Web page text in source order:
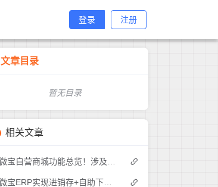
登录 注册
文章目录
暂无目录
相关文章